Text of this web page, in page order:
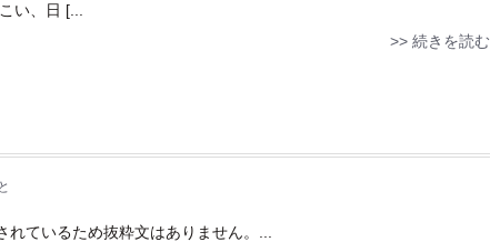
い、日 [...
>> 続きを読む
ているため抜粋文はありません。...